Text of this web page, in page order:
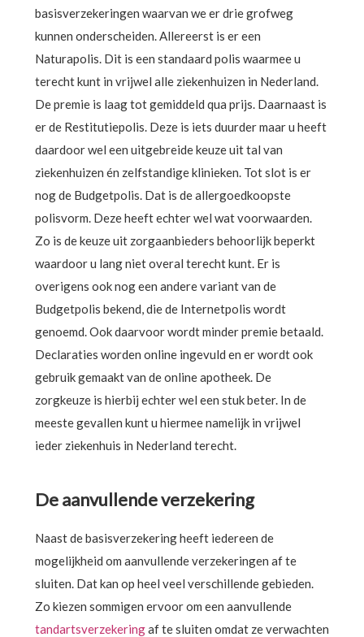
basisverzekeringen waarvan we er drie grofweg
kunnen onderscheiden. Allereerst is er een
Naturapolis. Dit is een standaard polis waarmee u
terecht kunt in vrijwel alle ziekenhuizen in Nederland.
De premie is laag tot gemiddeld qua prijs. Daarnaast is
er de Restitutiepolis. Deze is iets duurder maar u heeft
daardoor wel een uitgebreide keuze uit tal van
ziekenhuizen én zelfstandige klinieken. Tot slot is er
nog de Budgetpolis. Dat is de allergoedkoopste
polisvorm. Deze heeft echter wel wat voorwaarden.
Zo is de keuze uit zorgaanbieders behoorlijk beperkt
waardoor u lang niet overal terecht kunt. Er is
overigens ook nog een andere variant van de
Budgetpolis bekend, die de Internetpolis wordt
genoemd. Ook daarvoor wordt minder premie betaald.
Declaraties worden online ingevuld en er wordt ook
gebruik gemaakt van de online apotheek. De
zorgkeuze is hierbij echter wel een stuk beter. In de
meeste gevallen kunt u hiermee namelijk in vrijwel
ieder ziekenhuis in Nederland terecht.
De aanvullende verzekering
Naast de basisverzekering heeft iedereen de
mogelijkheid om aanvullende verzekeringen af te
sluiten. Dat kan op heel veel verschillende gebieden.
Zo kiezen sommigen ervoor om een aanvullende
tandartsverzekeringaf te sluiten omdat ze verwachten